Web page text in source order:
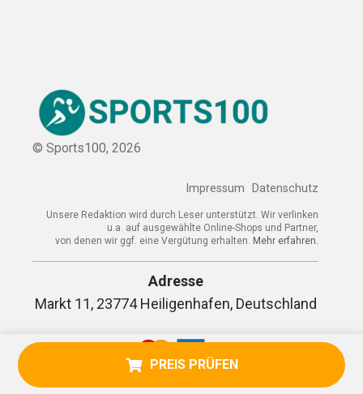
PREIS PRÜFEN
© Sports100, 2026
Impressum Datenschutz
Unsere Redaktion wird durch Leser unterstützt. Wir verlinken
u.a. auf ausgewählte Online-Shops und Partner,
von denen wir ggf. eine Vergütung erhalten. Mehr erfahren.
Adresse
Markt 11, 23774 Heiligenhafen, Deutschland